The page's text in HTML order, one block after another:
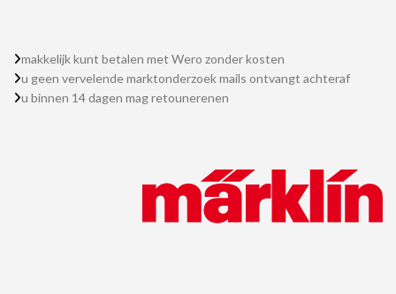
makkelijk kunt betalen met Wero zonder kosten
u geen vervelende marktonderzoek mails ontvangt achteraf
u binnen 14 dagen mag retounerenen